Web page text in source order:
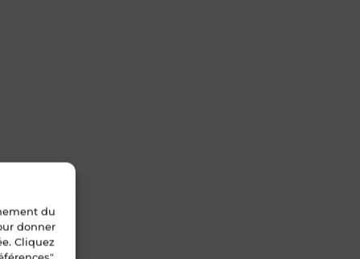
du
donner
Cliquez